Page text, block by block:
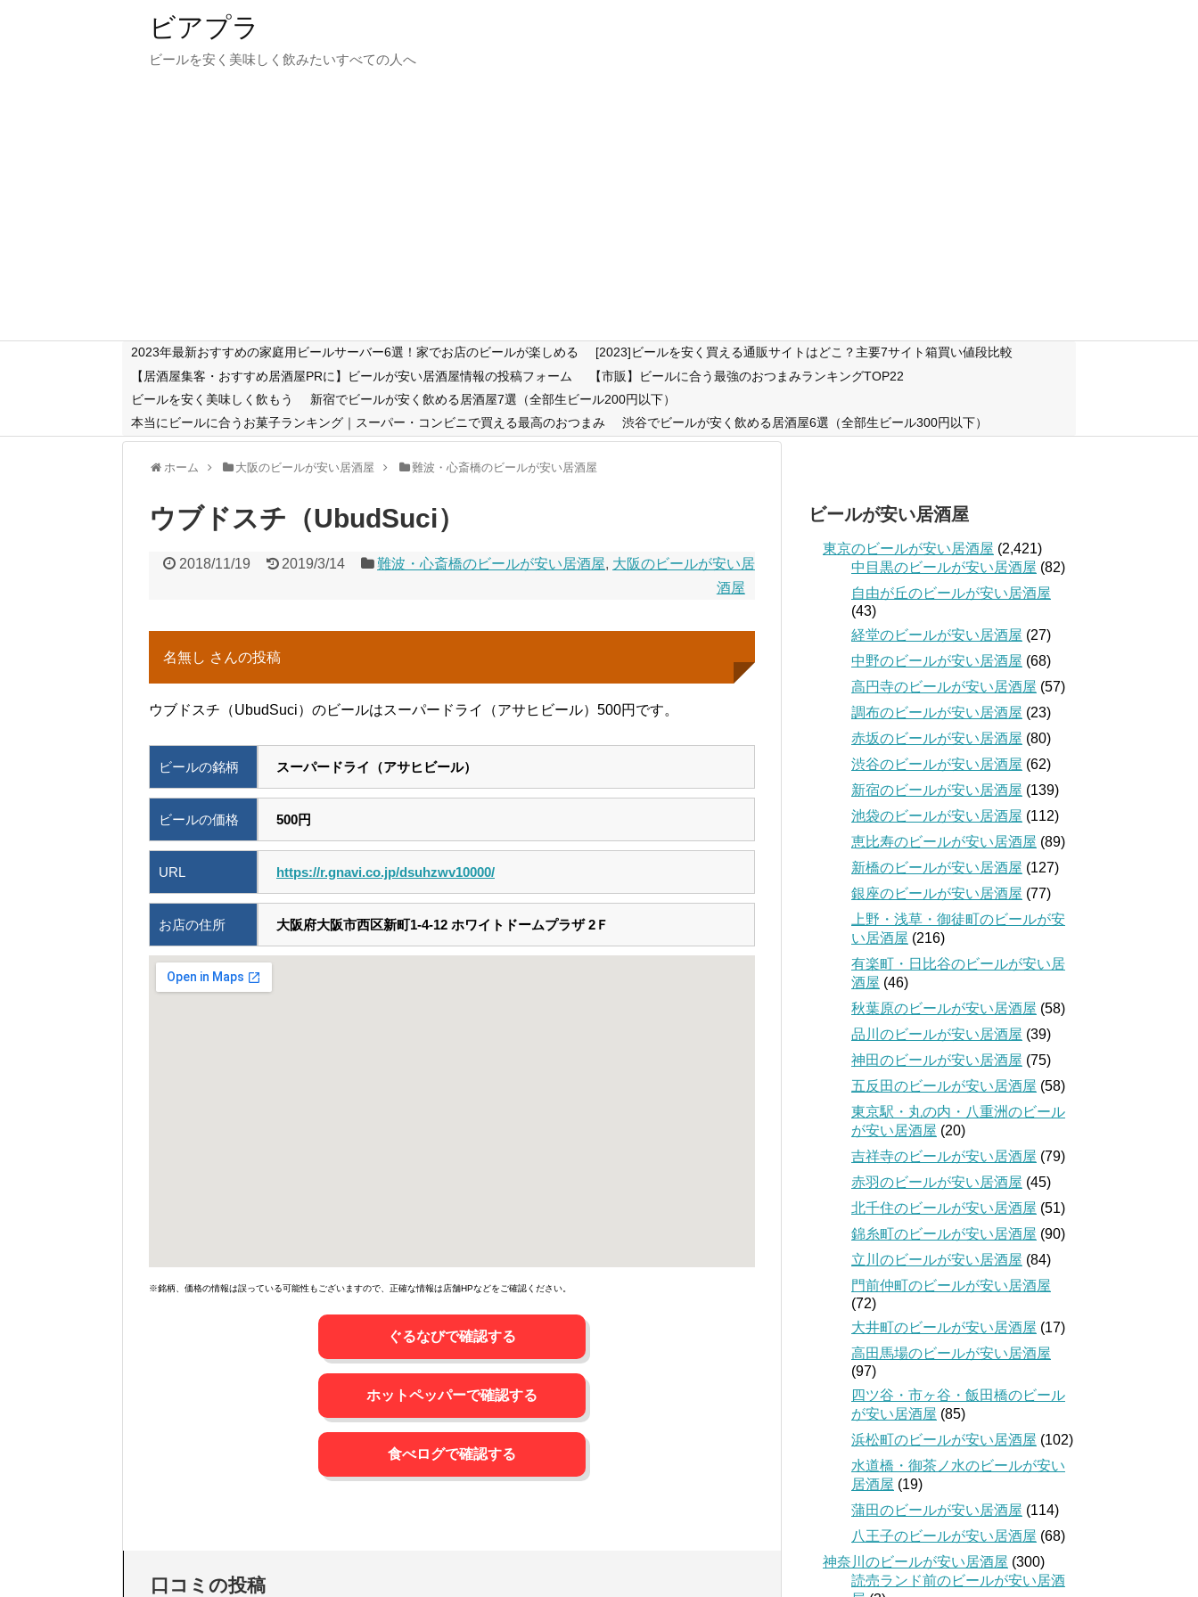
ビアプラ
ビールを安く美味しく飲みたいすべての人へ
2023年最新おすすめの家庭用ビールサーバー6選！家でお店のビールが楽しめる
[2023]ビールを安く買える通販サイトはどこ？主要7サイト箱買い値段比較
【居酒屋集客・おすすめ居酒屋PRに】ビールが安い居酒屋情報の投稿フォーム
【市販】ビールに合う最強のおつまみランキングTOP22
ビールを安く美味しく飲もう
新宿でビールが安く飲める居酒屋7選（全部生ビール200円以下）
本当にビールに合うお菓子ランキング｜スーパー・コンビニで買える最高のおつまみ
渋谷でビールが安く飲める居酒屋6選（全部生ビール300円以下）
ホーム 大阪のビールが安い居酒屋 難波・心斎橋のビールが安い居酒屋
ウブドスチ（UbudSuci）
2018/11/19 2019/3/14 難波・心斎橋のビールが安い居酒屋, 大阪のビールが安い居
酒屋
名無し さんの投稿
ウブドスチ（UbudSuci）のビールはスーパードライ（アサヒビール）500円です。
ビールの銘柄 スーパードライ（アサヒビール）
ビールの価格 500円
URL https://r.gnavi.co.jp/dsuhzwv10000/
お店の住所 大阪府大阪市西区新町1-4-12 ホワイトドームプラザ 2Ｆ
※銘柄、価格の情報は誤っている可能性もございますので、正確な情報は店舗HPなどをご確認ください。
ぐるなびで確認する
ホットペッパーで確認する
食べログで確認する
口コミの投稿
ビールが安い居酒屋
東京のビールが安い居酒屋 (2,421)
中目黒のビールが安い居酒屋 (82)
自由が丘のビールが安い居酒屋
(43)
経堂のビールが安い居酒屋 (27)
中野のビールが安い居酒屋 (68)
高円寺のビールが安い居酒屋 (57)
調布のビールが安い居酒屋 (23)
赤坂のビールが安い居酒屋 (80)
渋谷のビールが安い居酒屋 (62)
新宿のビールが安い居酒屋 (139)
池袋のビールが安い居酒屋 (112)
恵比寿のビールが安い居酒屋 (89)
新橋のビールが安い居酒屋 (127)
銀座のビールが安い居酒屋 (77)
上野・浅草・御徒町のビールが安
い居酒屋 (216)
有楽町・日比谷のビールが安い居
酒屋 (46)
秋葉原のビールが安い居酒屋 (58)
品川のビールが安い居酒屋 (39)
神田のビールが安い居酒屋 (75)
五反田のビールが安い居酒屋 (58)
東京駅・丸の内・八重洲のビール
が安い居酒屋 (20)
吉祥寺のビールが安い居酒屋 (79)
赤羽のビールが安い居酒屋 (45)
北千住のビールが安い居酒屋 (51)
錦糸町のビールが安い居酒屋 (90)
立川のビールが安い居酒屋 (84)
門前仲町のビールが安い居酒屋
(72)
大井町のビールが安い居酒屋 (17)
高田馬場のビールが安い居酒屋
(97)
四ツ谷・市ヶ谷・飯田橋のビール
が安い居酒屋 (85)
浜松町のビールが安い居酒屋 (102)
水道橋・御茶ノ水のビールが安い
居酒屋 (19)
蒲田のビールが安い居酒屋 (114)
八王子のビールが安い居酒屋 (68)
神奈川のビールが安い居酒屋 (300)
読売ランド前のビールが安い居酒